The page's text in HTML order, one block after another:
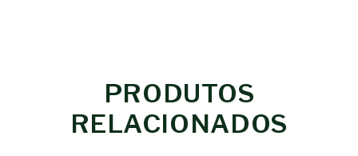
PRODUTOS
RELACIONADOS